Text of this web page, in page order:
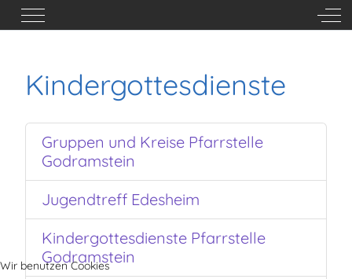
Mobile Menu Toggle Off-
Kindergottesdienste
Gruppen und Kreise Pfarrstelle
Godramstein
Jugendtreff Edesheim
Kindergottesdienste Pfarrstelle
Godramstein
Wir benutzen Cookies